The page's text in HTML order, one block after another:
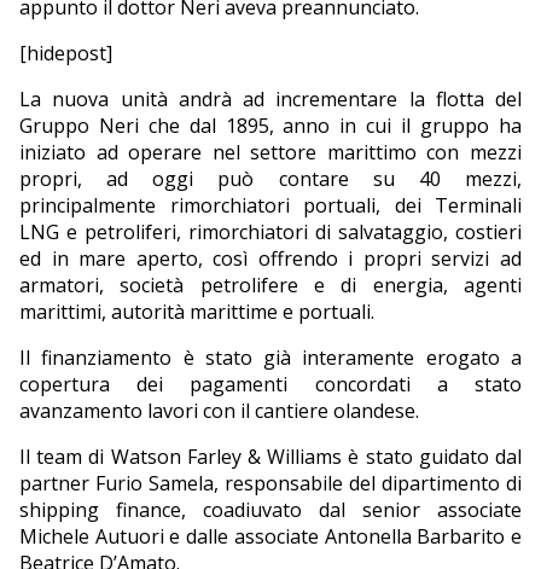
appunto il dottor Neri aveva preannunciato.
[hidepost]
La nuova unità andrà ad incrementare la flotta del
Gruppo Neri che dal 1895, anno in cui il gruppo ha
iniziato ad operare nel settore marittimo con mezzi
propri, ad oggi può contare su 40 mezzi,
principalmente rimorchiatori portuali, dei Terminali
LNG e petroliferi, rimorchiatori di salvataggio, costieri
ed in mare aperto, così offrendo i propri servizi ad
armatori, società petrolifere e di energia, agenti
marittimi, autorità marittime e portuali.
Il finanziamento è stato già interamente erogato a
copertura dei pagamenti concordati a stato
avanzamento lavori con il cantiere olandese.
Il team di Watson Farley & Williams è stato guidato dal
partner Furio Samela, responsabile del dipartimento di
shipping finance, coadiuvato dal senior associate
Michele Autuori e dalle associate Antonella Barbarito e
Beatrice D’Amato.